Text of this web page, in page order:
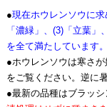
●現在ホウレンソウに
「濃緑」、(3)「立葉
を全て満たしています。
●ホウレンソウは寒さ
をご覧ください。逆に
●最新の品種はブラッシ